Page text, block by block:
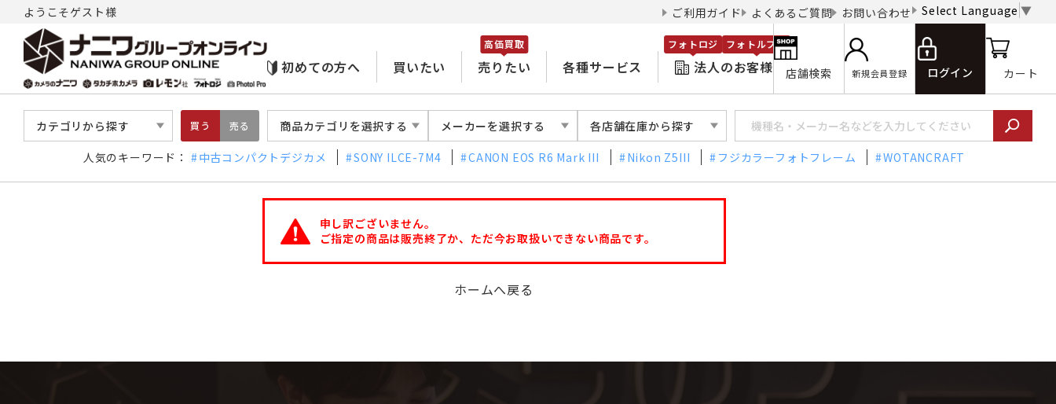
ようこそゲスト様 ご利用ガイド よくあるご質問 お問い合わせ Select Language ▼
初めての方へ 買いたい 売りたい
高価買取
各種サービス 法人のお客様
フォトロジ フォトルプロ
店舗検索 新規会員登録 ログイン カート
カテゴリから探す 買う 売る 商品カテゴリを選択する メーカーを選択する 各店舗在庫から探す
人気のキーワード： 中古コンパクトデジカメ SONY ILCE-7M4 CANON EOS R6 Mark III Nikon Z5III フジカラーフォトフレーム WOTANCRAFT
申し訳ございません。
ご指定の商品は販売終了か、ただ今お取扱いできない商品です。
ホームへ戻る